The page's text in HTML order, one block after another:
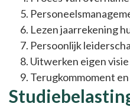
Lezen jaarrekening
Persoonlijk
Uitwerken eigen
Terugkommoment